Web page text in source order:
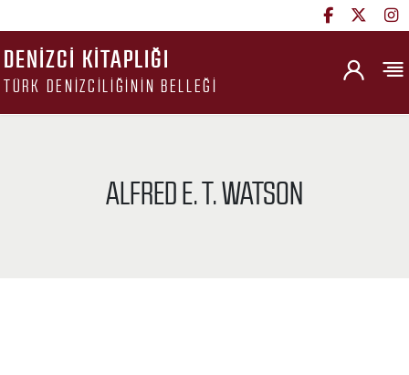
DENIZCI KITAPLIĞI
TÜRK DENIZCILIĞININ BELLEĞI
ALFRED E. T. WATSON